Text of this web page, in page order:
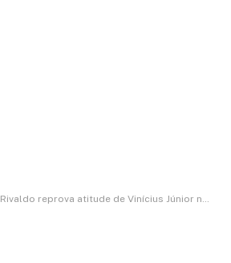
Rivaldo reprova atitude de Vinícius Júnior no último El Clásico